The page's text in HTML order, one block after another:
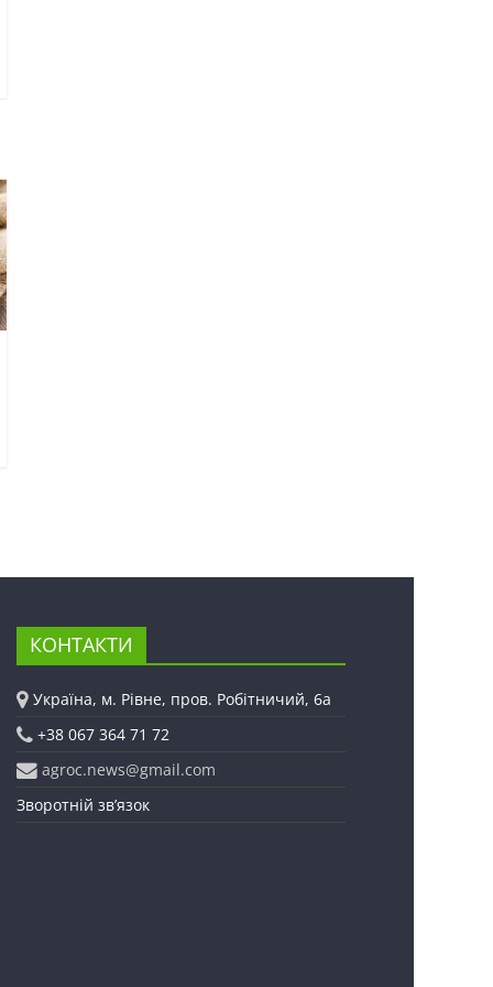
КОНТАКТИ
Україна, м. Рівне, пров. Робітничий, 6а
+38 067 364 71 72
agroc.news@gmail.com
Зворотній зв’язок